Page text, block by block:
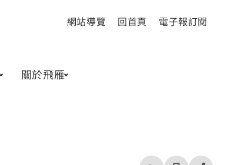
網站導覽 回首頁 電子報訂閱
關於飛雁
回